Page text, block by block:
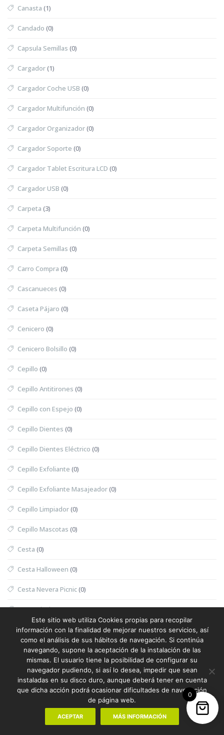
Canasta (1)
Candado (0)
Capsula Semillas (0)
Cargador(1)
Cargador Coche USB (0)
Cargador Multifunción (0)
Cargador Organizador(0)
Cargador Soporte (0)
Cargador Tablet Escritura LCD (0)
Cargador USB (0)
Carpeta (3)
Carpeta Multifunción (0)
Carpeta Semillas (0)
Carro Compra (0)
Cascanueces (0)
Caseta Pájaro (0)
Cenicero (0)
Cenicero Bolsillo (0)
Cepillo (0)
Cepillo Antitirones (0)
Cepillo con Espejo (0)
Cepillo Dientes (0)
Cepillo Dientes Eléctrico (0)
Cepillo Exfoliante (0)
Cepillo Exfoliante Masajeador(0)
Cepillo Limpiador(0)
Cepillo Mascotas (0)
Cesta (0)
Cesta Halloween (0)
Cesta Nevera Picnic(0)
Cesta Picnic(0)
Cesta Térmica(0)
Chaleco(1)
Chaleco Mujer (0)
Chaleco Reflectante(0)
Champanera(0)
0
Este sitio web utiliza Cookies propias para recopilar
información con la finalidad de mejorar nuestros servicios, así
como el análisis de sus hábitos de navegación. Si continúa
navegando, supone la aceptación de la instalación de las
mismas. El usuario tiene la posibilidad de configurar su
navegador pudiendo, si así lo desea, impedir que sean
instaladas en su disco duro, aunque deberá tener en cuenta
que dicha acción podrá ocasionar dificultades de navegación
de página web.
ACEPTAR MÁS INFORMACIÓN